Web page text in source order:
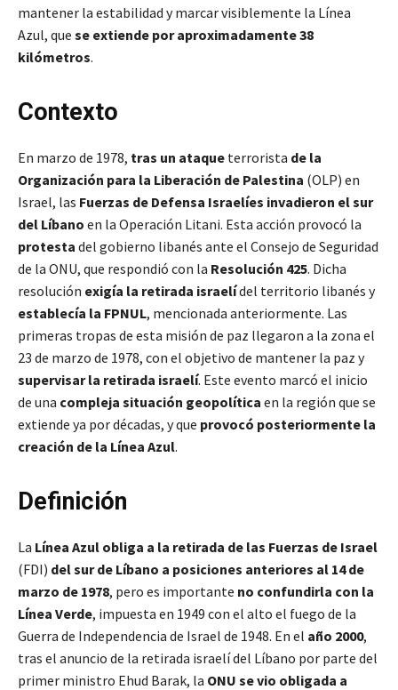
mantener la estabilidad y marcar visiblemente la Línea
Azul, que se extiende por aproximadamente 38
kilómetros.
Contexto
En marzo de 1978, tras un ataque terrorista de la
Organización para la Liberación de Palestina (OLP) en
Israel, las Fuerzas de Defensa Israelíes invadieron el sur
del Líbano en la Operación Litani. Esta acción provocó la
protesta del gobierno libanés ante el Consejo de Seguridad
de la ONU, que respondió con la Resolución 425. Dicha
resolución exigía la retirada israelídel territorio libanés y
establecía la FPNUL, mencionada anteriormente. Las
primeras tropas de esta misión de paz llegaron a la zona el
23 de marzo de 1978, con el objetivo de mantener la paz y
supervisar la retirada israelí. Este evento marcó el inicio
de una compleja situación geopolítica en la región que se
extiende ya por décadas, y que provocó posteriormente la
creación de la Línea Azul.
Definición
La Línea Azul obliga a la retirada de las Fuerzas de Israel
(FDI) del sur de Líbano a posiciones anteriores al 14 de
marzo de 1978, pero es importante no confundirla con la
Línea Verde, impuesta en 1949 con el alto el fuego de la
Guerra de Independencia de Israel de 1948. En el año 2000,
tras el anuncio de la retirada israelí del Líbano por parte del
primer ministro Ehud Barak, la ONU se vio obligada a